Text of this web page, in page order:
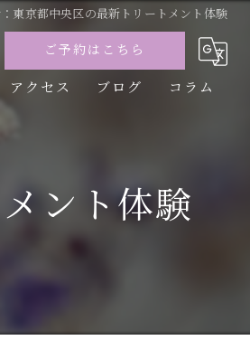
東京都中央区の最新トリートメント体験
ご予約はこちら
アクセス ブログ コラム
ント体験